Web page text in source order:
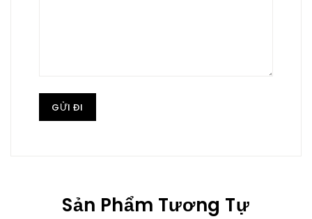
Sản Phẩm Tương Tự